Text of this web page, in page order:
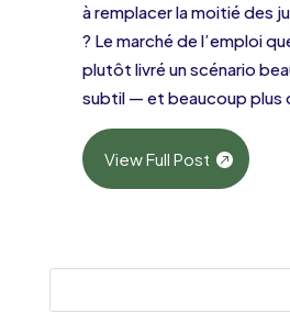
à remplacer la moitié des
? Le marché de l’emploi
plutôt livré un scénario
subtil — et beaucoup plus
View Full Post